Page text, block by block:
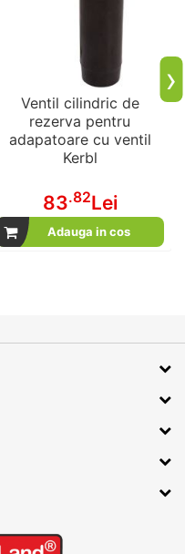
Ventil cilindric de
rezerva pentru
adapatoare cu ventil
Kerbl
83.82Lei
Adauga in cos
›